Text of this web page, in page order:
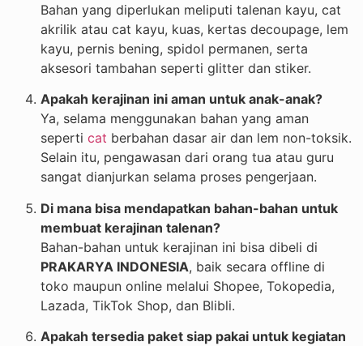
Bahan yang diperlukan meliputi talenan kayu, cat
akrilik atau cat kayu, kuas, kertas decoupage, lem
kayu, pernis bening, spidol permanen, serta
aksesori tambahan seperti glitter dan stiker.
Apakah kerajinan ini aman untuk anak-anak?
Ya, selama menggunakan bahan yang aman
seperti cat berbahan dasar air dan lem non-toksik.
Selain itu, pengawasan dari orang tua atau guru
sangat dianjurkan selama proses pengerjaan.
Di mana bisa mendapatkan bahan-bahan untuk
membuat kerajinan talenan?
Bahan-bahan untuk kerajinan ini bisa dibeli di
PRAKARYA INDONESIA, baik secara offline di
toko maupun online melalui Shopee, Tokopedia,
Lazada, TikTok Shop, dan Blibli.
Apakah tersedia paket siap pakai untuk kegiatan